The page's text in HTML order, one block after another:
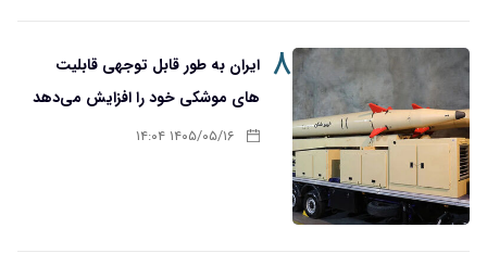
۸ ایران به طور قابل توجهی قابلیت
های موشکی خود را افزایش می‌دهد
۱۴۰۵/۰۵/۱۶ ۱۴:۰۴